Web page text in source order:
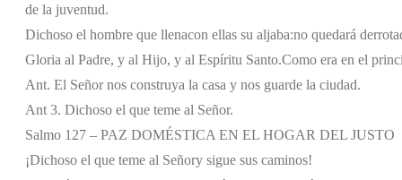
de la juventud.
Dichoso el hombre que llenacon ellas su aljaba:no quedará
Gloria al Padre, y al Hijo, y al Espíritu Santo.Como era en el
Ant. El Señor nos construya la casa y nos guarde la ciudad.
Ant 3. Dichoso el que teme al Señor.
Salmo 127 – PAZ DOMÉSTICA EN EL HOGAR DEL JUSTO
¡Dichoso el que teme al Señory sigue sus caminos!